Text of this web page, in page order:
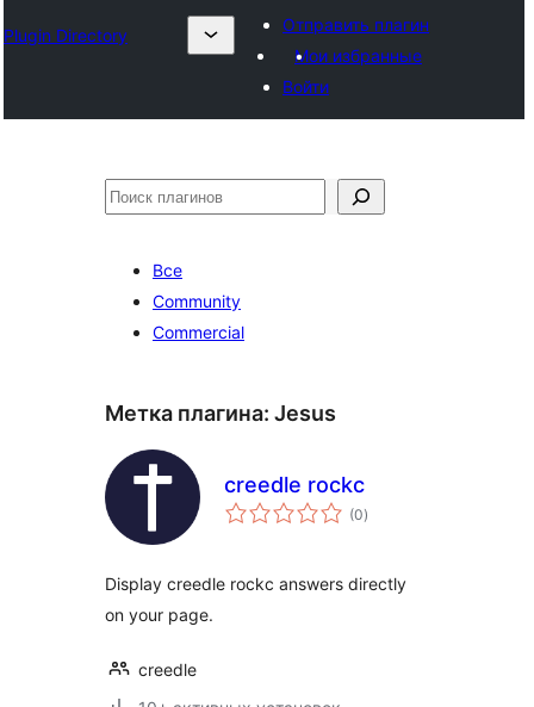
Plugin Directory
Отправить плагин
Мои избранные
Войти
Поиск
Все
Community
Commercial
Метка плагина: Jesus
creedle rockc
(0общий
рейтинг
)
Display creedle rockc answers directly
on your page.
creedle